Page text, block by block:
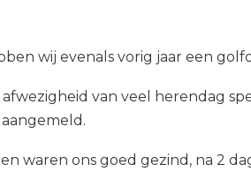
wij evenals vorig jaar een
van veel herendag
waren ons goed gezind, na 2